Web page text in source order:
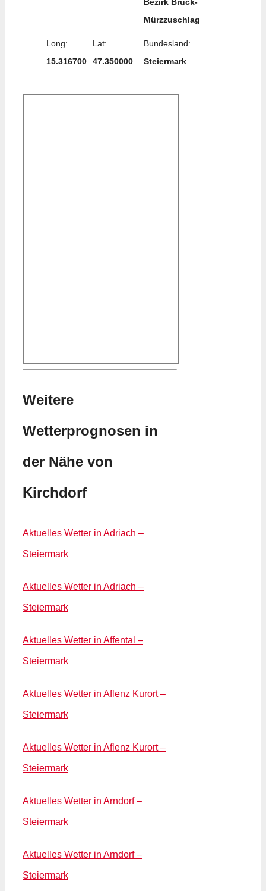
Mürzzuschlag
Long:
15.316700
Lat:
47.350000
Bundesland:
Steiermark
Weitere
Wetterprognosen in
der Nähe von
Kirchdorf
Aktuelles Wetter in Adriach –
Steiermark
Aktuelles Wetter in Adriach –
Steiermark
Aktuelles Wetter in Affental –
Steiermark
Aktuelles Wetter in Aflenz Kurort –
Steiermark
Aktuelles Wetter in Aflenz Kurort –
Steiermark
Aktuelles Wetter in Arndorf –
Steiermark
Aktuelles Wetter in Arndorf –
Steiermark